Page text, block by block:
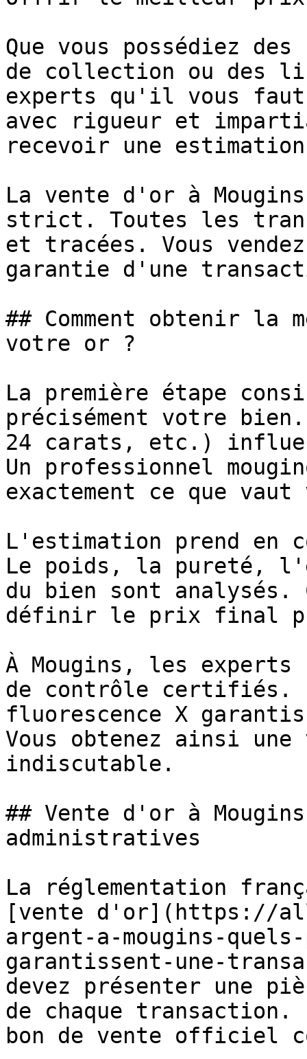
Que vous possédiez
de collection ou des
experts qu'il vous
avec rigueur et
recevoir une
La vente d'or à
strict. Toutes les
et tracées. Vous
garantie d'une
## Comment obtenir la
votre or ?
La première étape
précisément votre
24 carats, etc.)
Un professionnel
exactement ce que
L'estimation prend en
Le poids, la pureté,
du bien sont analysés.
définir le prix final
À Mougins, les
de contrôle certifiés.
fluorescence X
Vous obtenez ainsi
indiscutable.
## Vente d'or à
administratives
La réglementation
[vente d'or](https://
argent-a-mougins-
garantissent-une-
devez présenter une
de chaque
bon de vente officiel